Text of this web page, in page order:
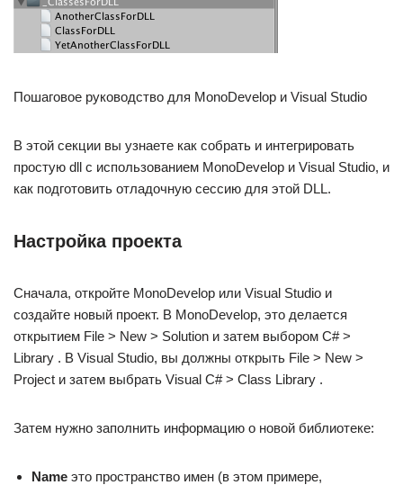
Пошаговое руководство для MonoDevelop и Visual Studio
В этой секции вы узнаете как собрать и интегрировать
простую dll с использованием MonoDevelop и Visual Studio, и
как подготовить отладочную сессию для этой DLL.
Настройка проекта
Сначала, откройте MonoDevelop или Visual Studio и
создайте новый проект. В MonoDevelop, это делается
открытием File > New > Solution и затем выбором C# >
Library . В Visual Studio, вы должны открыть File > New >
Project и затем выбрать Visual C# > Class Library .
Затем нужно заполнить информацию о новой библиотеке:
Name это пространство имен (в этом примере,